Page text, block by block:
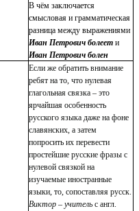
В чём заключается
смысловая и грамматическая
разница между выражениями
Иван Петрович болеет и
Иван Петрович болен
Если же обратить внимание
ребят на то, что нулевая
глагольная связка – это
ярчайшая особенность
русского языка даже на фоне
славянских, а затем
попросить их перевести
простейшие русские фразы с
нулевой связкой на
изучаемые иностранные
языки, то, сопоставляя русск.
Виктор – учитель с англ.